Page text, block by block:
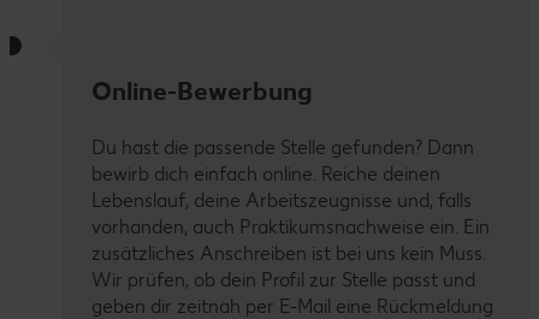
Online-Bewerbung
Du hast die passende Stelle gefunden? Dann
bewirb dich einfach online. Reiche deinen
Lebenslauf, deine Arbeitszeugnisse und, falls
vorhanden, auch Praktikumsnachweise ein. Ein
zusätzliches Anschreiben ist bei uns kein Muss.
Wir prüfen, ob dein Profil zur Stelle passt und
geben dir zeitnah per E-Mail eine Rückmeldung